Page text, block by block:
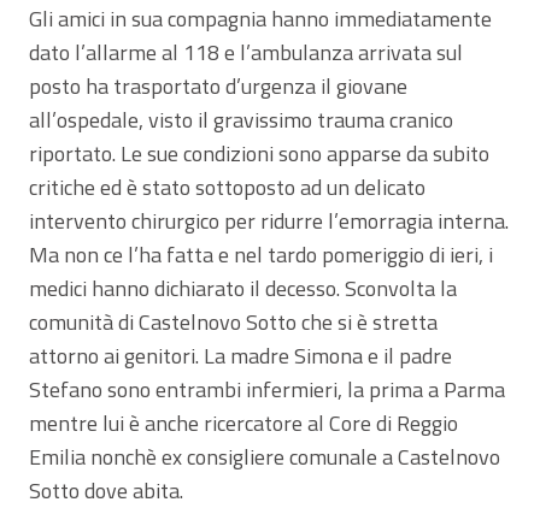
Gli amici in sua compagnia hanno immediatamente
dato l’allarme al 118 e l’ambulanza arrivata sul
posto ha trasportato d’urgenza il giovane
all’ospedale, visto il gravissimo trauma cranico
riportato. Le sue condizioni sono apparse da subito
critiche ed è stato sottoposto ad un delicato
intervento chirurgico per ridurre l’emorragia interna.
Ma non ce l’ha fatta e nel tardo pomeriggio di ieri, i
medici hanno dichiarato il decesso. Sconvolta la
comunità di Castelnovo Sotto che si è stretta
attorno ai genitori. La madre Simona e il padre
Stefano sono entrambi infermieri, la prima a Parma
mentre lui è anche ricercatore al Core di Reggio
Emilia nonchè ex consigliere comunale a Castelnovo
Sotto dove abita.